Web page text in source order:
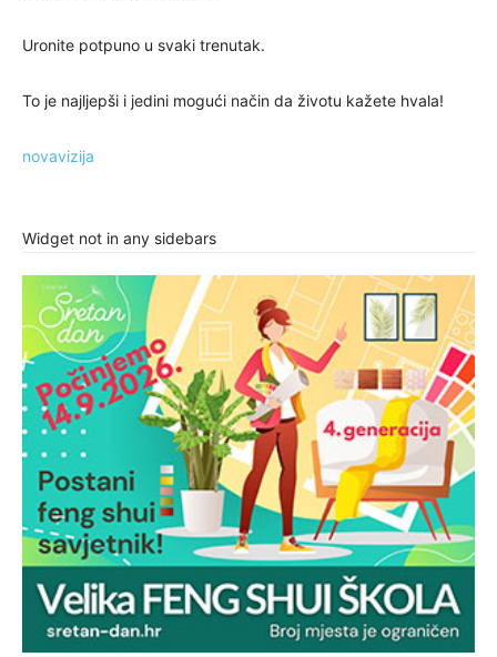
Uronite potpuno u svaki trenutak.
To je najljepši i jedini mogući način da životu kažete hvala!
novavizija
Widget not in any sidebars